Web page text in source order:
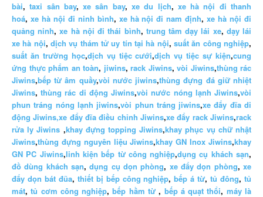
bài,taxi sân bay,xe sân bay,xe du lịch, xe hà nội đi thanh
hoá, xe hà nội đi ninh bình, xe hà nội đi nam định,xe hà nội đi
quảng ninh,xe hà nội đi thái bình, trung tâm dạy lái xe, dạy lái
xe hà nội,dịch vụ thám tử uy tín tại hà nội,suất ăn công nghiệp,
suất ăn trường học,dịch vụ tiệc cưới,dịch vụ tiệc sự kiện,cung
ứng thực phẩm an toàn, jiwins, rack Jiwins, vòi Jiwins,thùng rác
Jiwins,bếp từ âm quầy,vòi nước jiwins,thùng đựng đá giữ nhiệt
Jiwins,thùng rác di động Jiwins,vòi nước nóng lạnh Jiwins,vòi
phun tráng nóng lạnh jiwins,vòi phun tráng jiwins,xe đẩy đĩa di
động Jiwins,xe đẩy đĩa điều chỉnh Jiwins,xe đẩy rack Jiwins,rack
rửa ly Jiwins ,khay đựng topping Jiwins,khay phục vụ chữ nhật
Jiwins,thùng đựng nguyên liệu Jiwins,khay GN Inox Jiwins,khay
GN PC Jiwins,linh kiện bếp từ công nghiệp,dụng cụ khách sạn,
đồ dùng khách sạn,dụng cụ dọn phòng, xe đẩy dọn phòng,xe
đẩy dọn bát đũa, thiết bị bếp công nghiệp,bếp á từ,tủ đông,tủ
mát,tủ cơm công nghiệp,bếp hầm từ , bếp á quạt thổi, máy là